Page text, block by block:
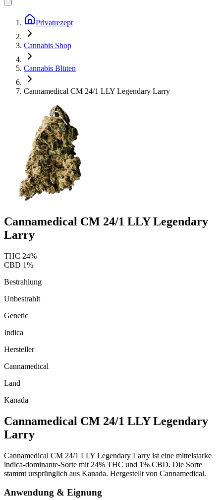
Privatrezept
Cannabis Shop
Cannabis Blüten
Cannamedical CM 24/1 LLY Legendary Larry
Cannamedical CM 24/1 LLY Legendary
Larry
THC 24%
CBD 1%
Bestrahlung
Unbestrahlt
Genetic
Indica
Hersteller
Cannamedical
Land
Kanada
Cannamedical CM 24/1 LLY Legendary
Larry
Cannamedical CM 24/1 LLY Legendary Larry ist eine mittelstarke
indica-dominante-Sorte mit 24% THC und 1% CBD. Die Sorte
stammt ursprünglich aus Kanada. Hergestellt von Cannamedical.
Anwendung & Eignung